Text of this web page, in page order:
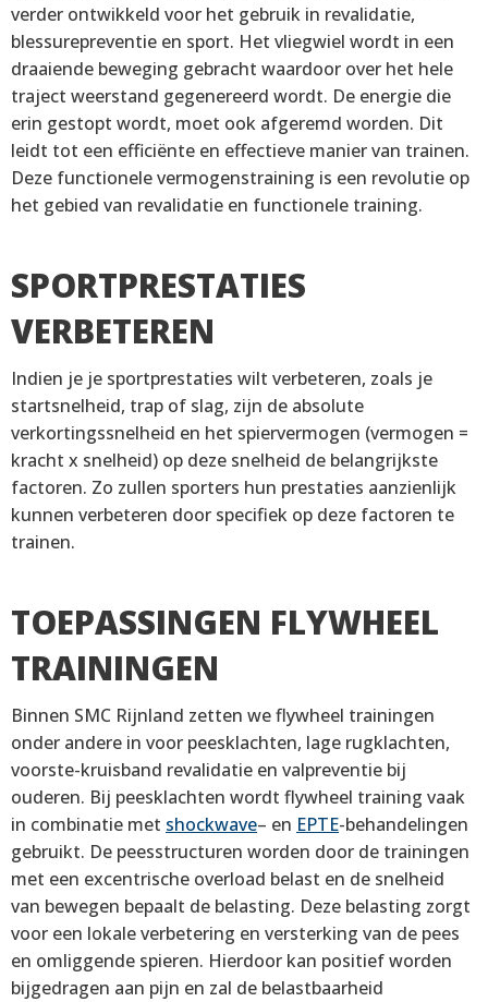
verder ontwikkeld voor het gebruik in revalidatie,
blessurepreventie en sport. Het vliegwiel wordt in een
draaiende beweging gebracht waardoor over het hele
traject weerstand gegenereerd wordt. De energie die
erin gestopt wordt, moet ook afgeremd worden. Dit
leidt tot een efficiënte en effectieve manier van trainen.
Deze functionele vermogenstraining is een revolutie op
het gebied van revalidatie en functionele training.
SPORTPRESTATIES
VERBETEREN
Indien je je sportprestaties wilt verbeteren, zoals je
startsnelheid, trap of slag, zijn de absolute
verkortingssnelheid en het spiervermogen (vermogen =
kracht x snelheid) op deze snelheid de belangrijkste
factoren. Zo zullen sporters hun prestaties aanzienlijk
kunnen verbeteren door specifiek op deze factoren te
trainen.
TOEPASSINGEN FLYWHEEL
TRAININGEN
Binnen SMC Rijnland zetten we flywheel trainingen
onder andere in voor peesklachten, lage rugklachten,
voorste-kruisband revalidatie en valpreventie bij
ouderen. Bij peesklachten wordt flywheel training vaak
in combinatie met shockwave– en EPTE-behandelingen
gebruikt. De peesstructuren worden door de trainingen
met een excentrische overload belast en de snelheid
van bewegen bepaalt de belasting. Deze belasting zorgt
voor een lokale verbetering en versterking van de pees
en omliggende spieren. Hierdoor kan positief worden
bijgedragen aan pijn en zal de belastbaarheid